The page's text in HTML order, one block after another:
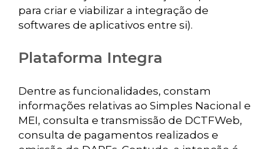
para criar e viabilizar a integração de
softwares de aplicativos entre si).
Plataforma Integra
Dentre as funcionalidades, constam
informações relativas ao Simples Nacional e
MEI, consulta e transmissão de DCTFWeb,
consulta de pagamentos realizados e